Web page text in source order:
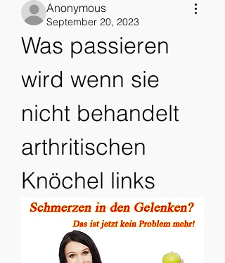
Anonymous
September 20, 2023
Was passieren
wird wenn sie
nicht behandelt
arthritischen
Knöchel links